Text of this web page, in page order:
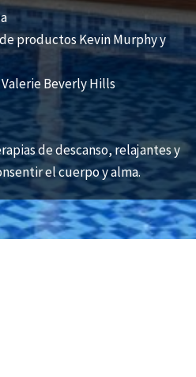
productos Kevin Murphy y
Beverly Hills
de descanso, relajantes y
el cuerpo y alma.